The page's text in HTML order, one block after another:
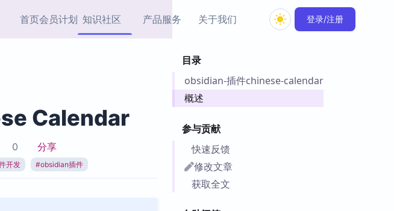
首页会员计划 知识社区
协作者
热门链接
产品服务
问 Obsidian 官方
Obsidian 思维导图插件
Obsidian 教程
关于我们 登录/注册
目录
obsidian-插件chinese-calendar
概述
参与贡献
快速反馈
修改文章
获取全文
Calendar
0 分享
开发 #obsidian插件